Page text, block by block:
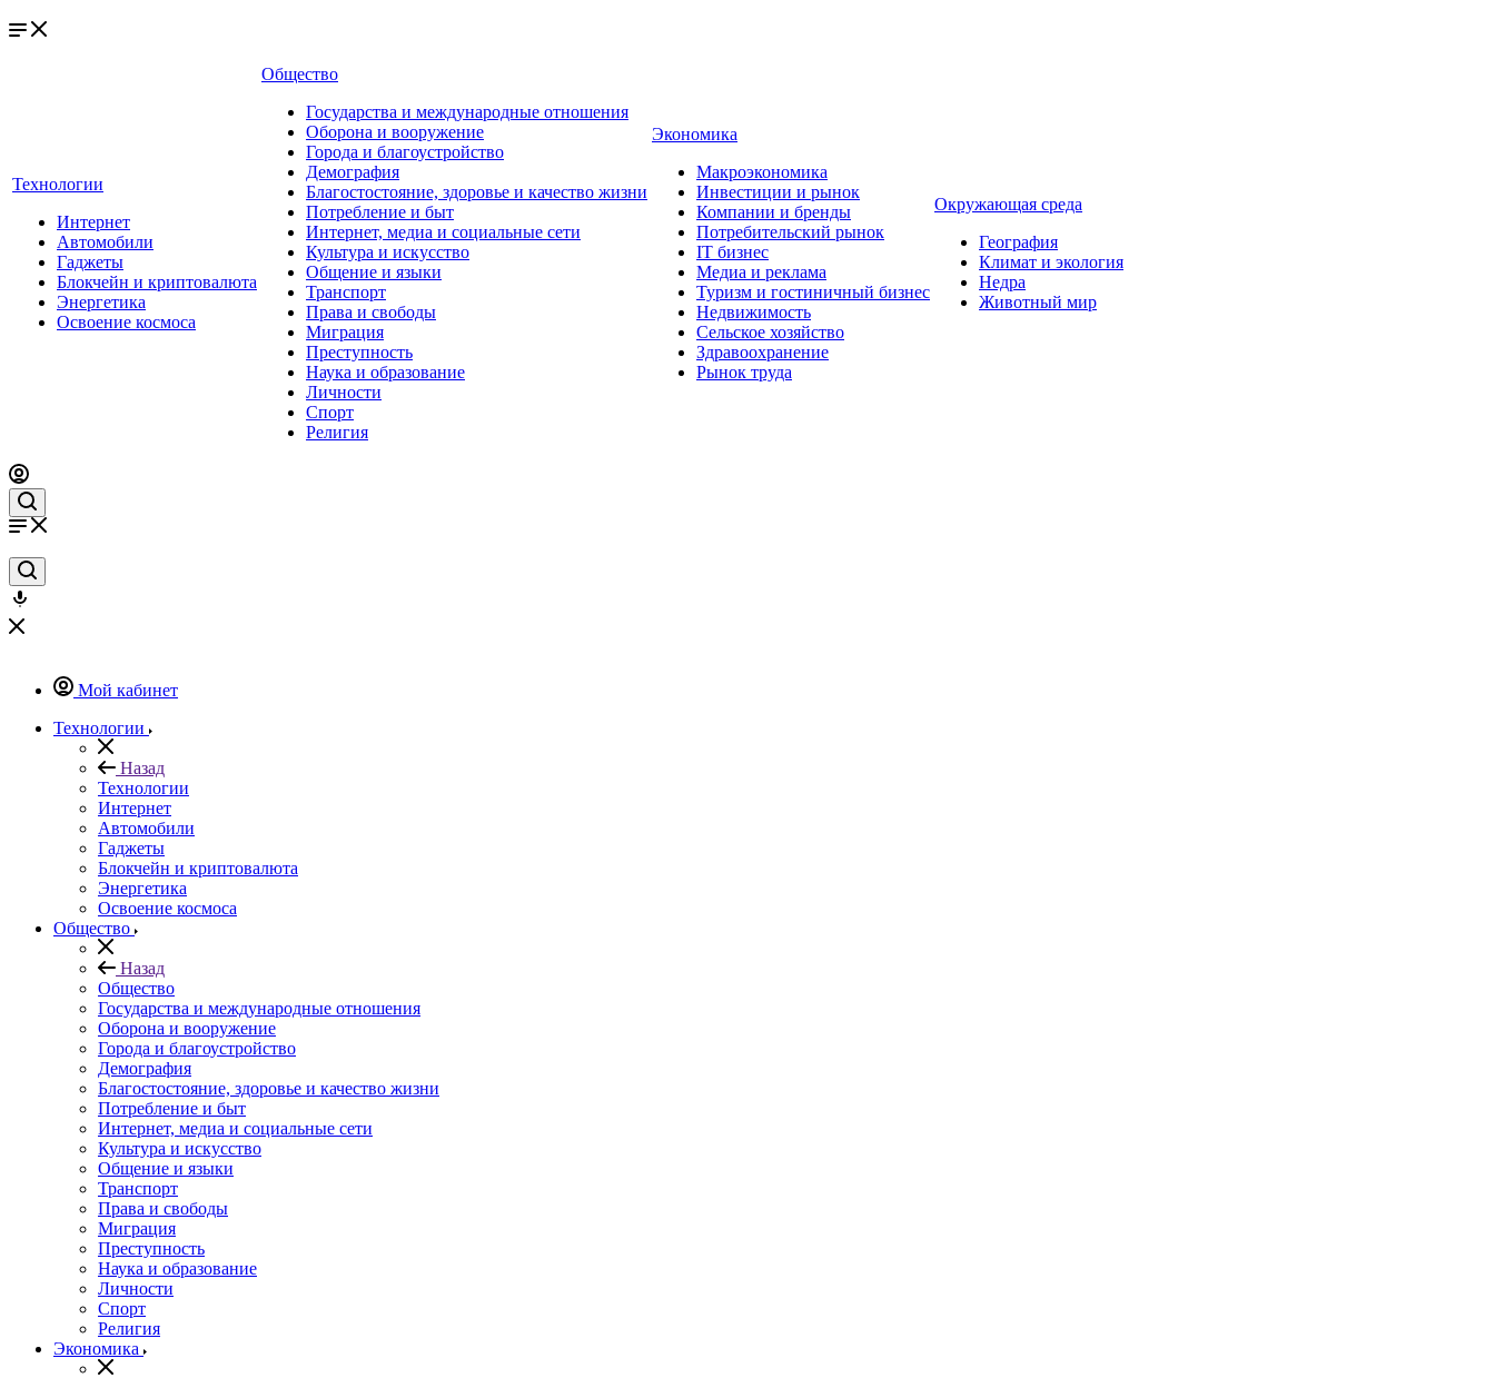
Технологии
Интернет
Автомобили
Гаджеты
Блокчейн и криптовалюта
Энергетика
Освоение космоса
Общество
Государства и международные отношения
Оборона и вооружение
Города и благоустройство
Демография
Благостостояние, здоровье и качество жизни
Потребление и быт
Интернет, медиа и социальные сети
Культура и искусство
Общение и языки
Транспорт
Права и свободы
Миграция
Преступность
Наука и образование
Личности
Спорт
Религия
Экономика
Макроэкономика
Инвестиции и рынок
Компании и бренды
Потребительский рынок
IT бизнес
Медиа и реклама
Туризм и гостиничный бизнес
Недвижимость
Сельское хозяйство
Здравоохранение
Рынок труда
Окружающая среда
География
Климат и экология
Недра
Животный мир
Мой кабинет
Технологии
Назад
Технологии
Интернет
Автомобили
Гаджеты
Блокчейн и криптовалюта
Энергетика
Освоение космоса
Общество
Назад
Общество
Государства и международные отношения
Оборона и вооружение
Города и благоустройство
Демография
Благостостояние, здоровье и качество жизни
Потребление и быт
Интернет, медиа и социальные сети
Культура и искусство
Общение и языки
Транспорт
Права и свободы
Миграция
Преступность
Наука и образование
Личности
Спорт
Религия
Экономика